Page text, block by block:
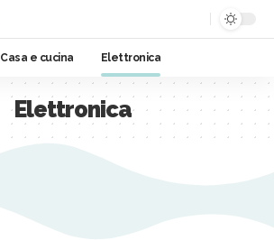
Casa e cucina Elettronica
Elettronica